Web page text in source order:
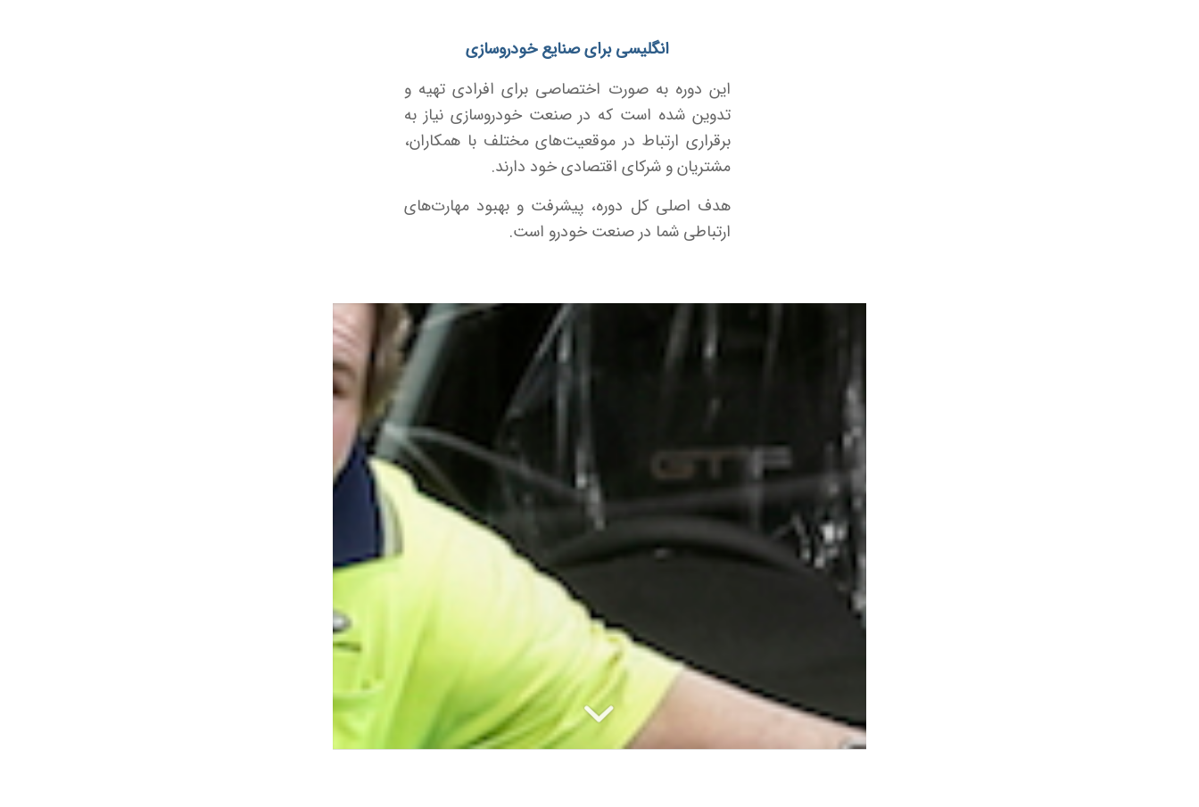
انگلیسی برای صنایع خودروسازی
این دوره به صورت اختصاصی برای افرادی تهیه و
تدوین شده است که در صنعت خودروسازی نیاز به
برقراری ارتباط در موقعیت‌های مختلف با همکاران،
مشتریان و شرکای اقتصادی خود دارند.
هدف اصلی کل دوره، پیشرفت و بهبود مهارت‌های
ارتباطی شما در صنعت خودرو است.